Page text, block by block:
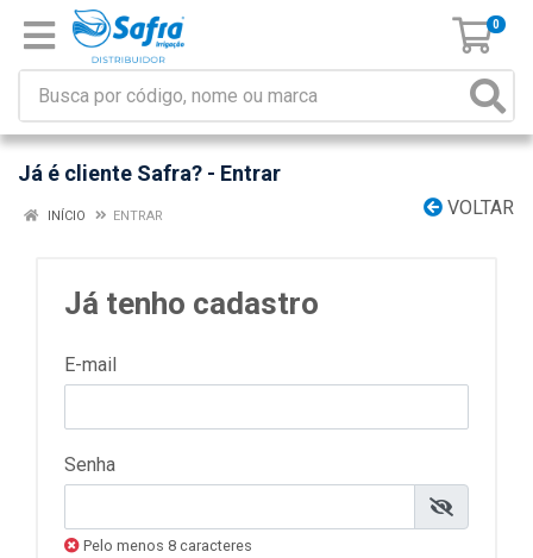
0
Já é cliente Safra? - Entrar
VOLTAR
INÍCIO ENTRAR
Já tenho cadastro
E-mail
Senha
Pelo menos 8 caracteres